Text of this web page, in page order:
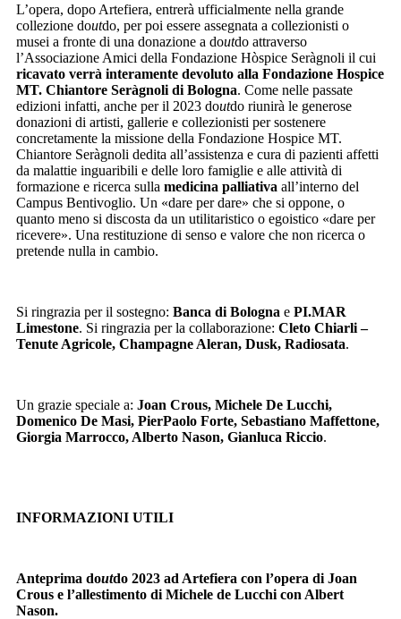
L’opera, dopo Artefiera, entrerà ufficialmente nella grande
collezione doutdo, per poi essere assegnata a collezionisti o
musei a fronte di una donazione a doutdo attraverso
l’Associazione Amici della Fondazione Hòspice Seràgnoli il cui
ricavato verrà interamente devoluto alla Fondazione Hospice
MT. Chiantore Seràgnoli di Bologna. Come nelle passate
edizioni infatti, anche per il 2023 doutdo riunirà le generose
donazioni di artisti, gallerie e collezionisti per sostenere
concretamente la missione della Fondazione Hospice MT.
Chiantore Seràgnoli dedita all’assistenza e cura di pazienti affetti
da malattie inguaribili e delle loro famiglie e alle attività di
formazione e ricerca sulla medicina palliativa all’interno del
Campus Bentivoglio. Un «dare per dare» che si oppone, o
quanto meno si discosta da un utilitaristico o egoistico «dare per
ricevere». Una restituzione di senso e valore che non ricerca o
pretende nulla in cambio.
Si ringrazia per il sostegno: Banca di Bologna e PI.MAR
Limestone. Si ringrazia per la collaborazione: Cleto Chiarli –
Tenute Agricole, Champagne Aleran, Dusk, Radiosata.
Un grazie speciale a: Joan Crous, Michele De Lucchi,
Domenico De Masi, PierPaolo Forte, Sebastiano Maffettone,
Giorgia Marrocco, Alberto Nason, Gianluca Riccio.
INFORMAZIONI UTILI
Anteprima doutdo 2023 ad Artefiera con l’opera di Joan
Crous e l’allestimento di Michele de Lucchi con Albert
Nason.